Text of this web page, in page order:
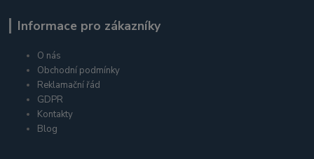
Informace pro zákazníky
O nás
Obchodní podmínky
Reklamační řád
GDPR
Kontakty
Blog